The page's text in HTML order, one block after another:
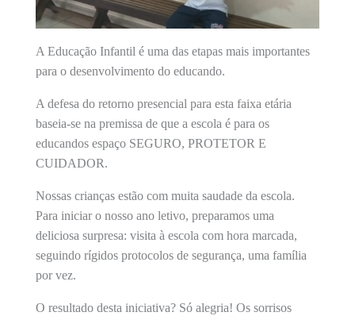
A Educação Infantil é uma das etapas mais importantes
para o desenvolvimento do educando.
A defesa do retorno presencial para esta faixa etária
baseia-se na premissa de que a escola é para os
educandos espaço SEGURO, PROTETOR E
CUIDADOR.
Nossas crianças estão com muita saudade da escola.
Para iniciar o nosso ano letivo, preparamos uma
deliciosa surpresa: visita à escola com hora marcada,
seguindo rígidos protocolos de segurança, uma família
por vez.
O resultado desta iniciativa? Só alegria! Os sorrisos